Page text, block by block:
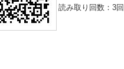
読み取り回数： 3回